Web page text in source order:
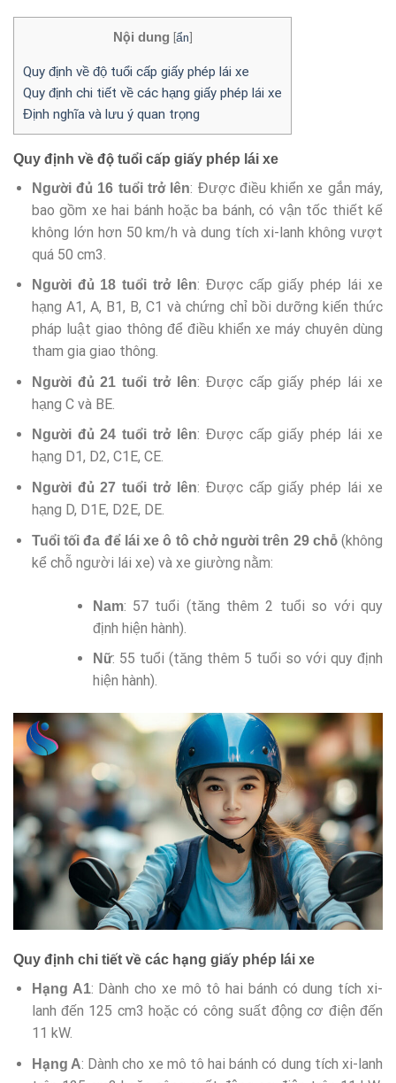
Nội dung [ẩn]
Quy định về độ tuổi cấp giấy phép lái xe
Quy định chi tiết về các hạng giấy phép lái xe
Định nghĩa và lưu ý quan trọng
Quy định về độ tuổi cấp giấy phép lái xe
Người đủ 16 tuổi trở lên: Được điều khiển xe gắn máy,
bao gồm xe hai bánh hoặc ba bánh, có vận tốc thiết kế
không lớn hơn 50 km/h và dung tích xi-lanh không vượt
quá 50 cm3.
Người đủ 18 tuổi trở lên: Được cấp giấy phép lái xe
hạng A1, A, B1, B, C1 và chứng chỉ bồi dưỡng kiến thức
pháp luật giao thông để điều khiển xe máy chuyên dùng
tham gia giao thông.
Người đủ 21 tuổi trở lên: Được cấp giấy phép lái xe
hạng C và BE.
Người đủ 24 tuổi trở lên: Được cấp giấy phép lái xe
hạng D1, D2, C1E, CE.
Người đủ 27 tuổi trở lên: Được cấp giấy phép lái xe
hạng D, D1E, D2E, DE.
Tuổi tối đa để lái xe ô tô chở người trên 29 chỗ(không
kể chỗ người lái xe) và xe giường nằm:
Nam: 57 tuổi (tăng thêm 2 tuổi so với quy
định hiện hành).
Nữ: 55 tuổi (tăng thêm 5 tuổi so với quy định
hiện hành).
Quy định chi tiết về các hạng giấy phép lái xe
Hạng A1: Dành cho xe mô tô hai bánh có dung tích xi-
lanh đến 125 cm3 hoặc có công suất động cơ điện đến
11 kW.
Hạng A: Dành cho xe mô tô hai bánh có dung tích xi-lanh